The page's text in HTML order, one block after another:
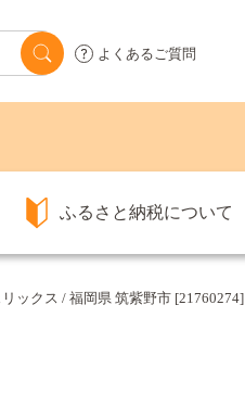
よくあるご質問
ふるさと納税について
ックス / 福岡県 筑紫野市 [21760274]